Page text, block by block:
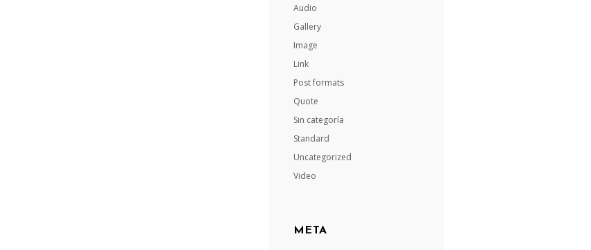
Audio
Gallery
Image
Link
Post formats
Quote
Sin categoría
Standard
Uncategorized
Video
META